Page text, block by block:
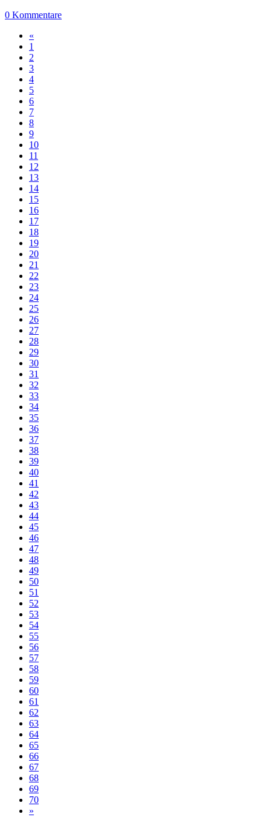
0 Kommentare
«
1
2
3
4
5
6
7
8
9
10
11
12
13
14
15
16
17
18
19
20
21
22
23
24
25
26
27
28
29
30
31
32
33
34
35
36
37
38
39
40
41
42
43
44
45
46
47
48
49
50
51
52
53
54
55
56
57
58
59
60
61
62
63
64
65
66
67
68
69
70
»